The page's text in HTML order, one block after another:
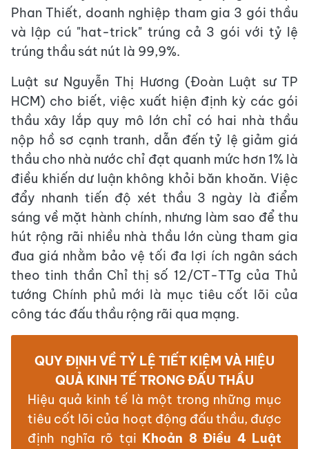
Phan Thiết, doanh nghiệp tham gia 3 gói thầu
và lập cú "hat-trick" trúng cả 3 gói với tỷ lệ
trúng thầu sát nút là 99,9%.
Luật sư Nguyễn Thị Hương (Đoàn Luật sư TP
HCM) cho biết, việc xuất hiện định kỳ các gói
thầu xây lắp quy mô lớn chỉ có hai nhà thầu
nộp hồ sơ cạnh tranh, dẫn đến tỷ lệ giảm giá
thầu cho nhà nước chỉ đạt quanh mức hơn 1% là
điều khiến dư luận không khỏi băn khoăn. Việc
đẩy nhanh tiến độ xét thầu 3 ngày là điểm
sáng về mặt hành chính, nhưng làm sao để thu
hút rộng rãi nhiều nhà thầu lớn cùng tham gia
đua giá nhằm bảo vệ tối đa lợi ích ngân sách
theo tinh thần Chỉ thị số 12/CT-TTg của Thủ
tướng Chính phủ mới là mục tiêu cốt lõi của
công tác đấu thầu rộng rãi qua mạng.
QUY ĐỊNH VỀ TỶ LỆ TIẾT KIỆM VÀ HIỆU
QUẢ KINH TẾ TRONG ĐẤU THẦU
Hiệu quả kinh tế là một trong những mục
tiêu cốt lõi của hoạt động đấu thầu, được
định nghĩa rõ tại Khoản 8 Điều 4 Luật